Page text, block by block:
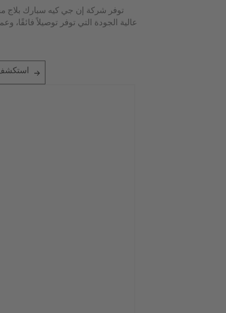
توفر شركة إن جي كيه سبارك بلاج
عالية الجودة التي توفر توصيلاً فائقًا،
استكشف